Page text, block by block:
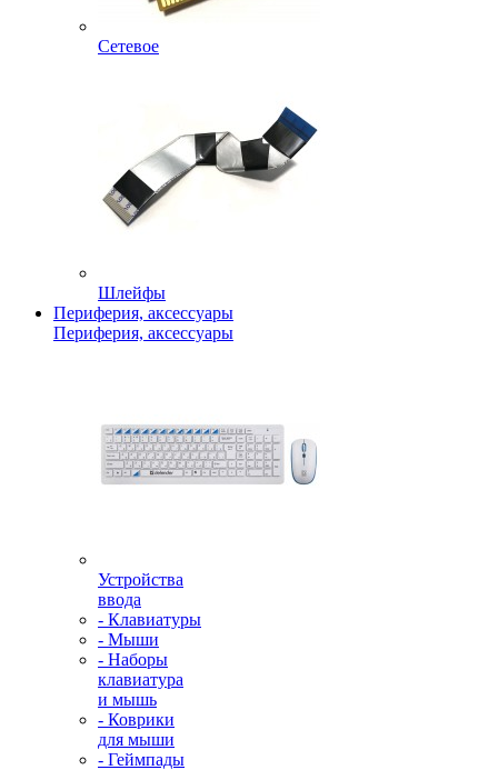
Сетевое
Шлейфы
Периферия, аксессуары
Периферия, аксессуары
Устройства
ввода
- Клавиатуры
- Мыши
- Наборы
клавиатура
и мышь
- Коврики
для мыши
- Геймпады